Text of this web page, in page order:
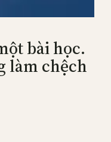
bài học.
làm chệch